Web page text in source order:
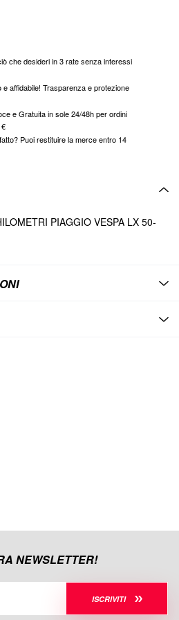
che desideri in 3 rate senza interessi
e affidabile! Trasparenza e protezione
e Gratuita in sole 24/48h per ordini
Puoi restituire la merce entro 14
PIAGGIO VESPA LX 50-
NEWSLETTER!
ISCRIVITI